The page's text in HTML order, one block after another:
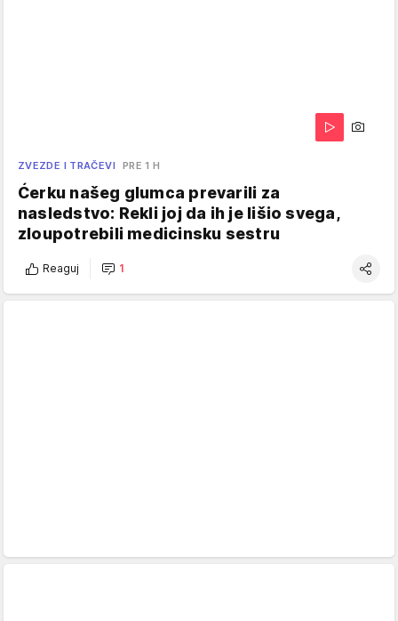
ZVEZDE I TRAČEVI PRE 1 H
Ćerku našeg glumca prevarili za
nasledstvo: Rekli joj da ih je lišio svega,
zloupotrebili medicinsku sestru
Reaguj 1